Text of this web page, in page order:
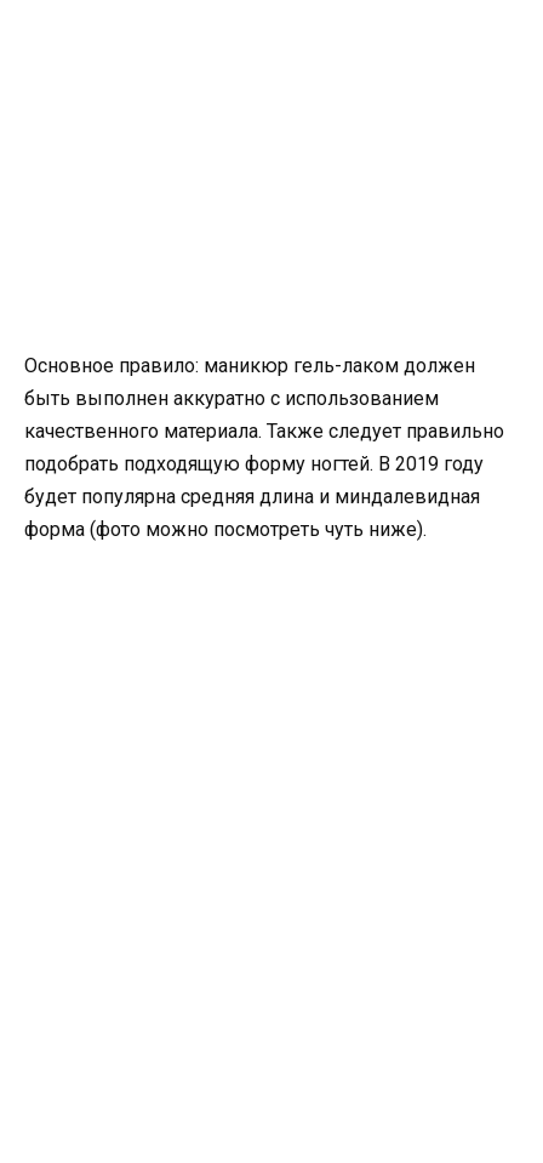
Основное правило: маникюр гель-лаком должен
быть выполнен аккуратно с использованием
качественного материала. Также следует правильно
подобрать подходящую форму ногтей. В 2019 году
будет популярна средняя длина и миндалевидная
форма (фото можно посмотреть чуть ниже).